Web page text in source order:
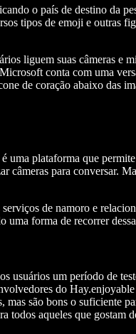
o país de destino da
tipos de emoji e outras
liguem suas câmeras
conta com uma
de coração abaixo das
plataforma que
câmeras para conversar.
de namoro e
forma de recorrer
usuários um período de
do
são bons o suficiente
todos aqueles que